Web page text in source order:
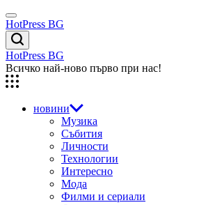
Skip
to
content
Menu
HotPress BG
Търсене
HotPress BG
Всичко най-ново първо при нас!
новини
Музика
Събития
Личности
Технологии
Интересно
Мода
Филми и сериали